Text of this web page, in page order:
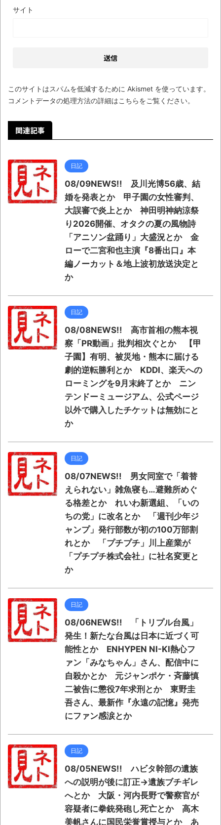
サイト
このサイトはスパムを低減するために Akismet を使っています。
コメントデータの処理方法の詳細はこちらをご覧ください。
関連記事
日記
08/09NEWS!! 及川光博56歳、結
婚を発表とか 甲子園の女性審判、
大誤審で炎上とか 神田明神納涼祭
り2026開催、オタクの夏の風物詩
「アニソン盆踊り」大盛況とか 金
ローで二宮和也主演『8番出口』本
編ノーカット＆地上波初放送決定と
か
日記
08/08NEWS!! 高市首相の熊本視
察「PR動画」批判相次ぐとか 【甲
子園】有明、被災地・熊本に届ける
劇的逆転勝利とか KDDI、楽天への
ローミングを9月末終了とか ニン
テンドーミュージアム、公式ページ
以外で購入したチケットは無効にと
か
日記
08/07NEWS!! 男女同室で「着替
えられない」雑魚寝も…避難所めぐ
る格差とか れいわ新選組、「いの
ちの党」に改名とか 「週刊少年ジ
ャンプ」発行部数が初の100万部割
れとか 「プチプチ」川上産業が
「プチプチ株式会社」に社名変更と
か
日記
08/06NEWS!! 「トリプル台風」
発生！新たな台風は日本に近づく可
能性とか ENHYPEN NI-KI熱心フ
ァン「みなちゃん」さん、配信中に
自殺かとか 元ジャンポケ・斉藤慎
二被告に懲役7年求刑とか 東野圭
吾さん、最新作『永遠の記憶』発売
にファン感涙とか
日記
08/05NEWS!! ハビタ幹部の遺族
への説明が後に訂正→遺族ブチギレ
へとか 大阪・河内長野で警察官が
容疑者に拳銃発砲し死亡とか 高木
美帆さんに国民栄誉賞授与とか あ